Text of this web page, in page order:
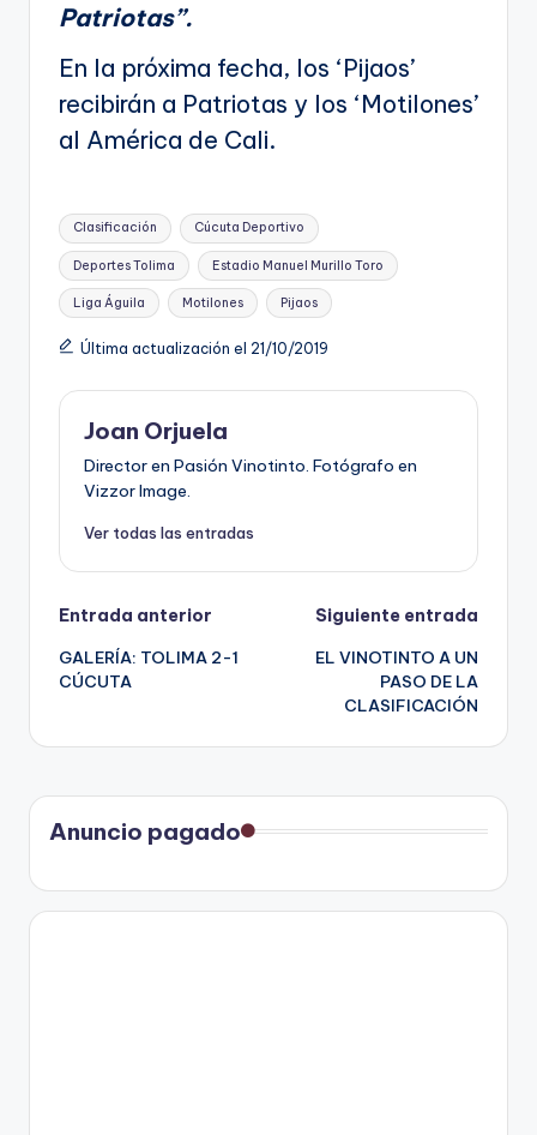
Patriotas”.
En la próxima fecha, los ‘Pijaos’
recibirán a Patriotas y los ‘Motilones’
al América de Cali.
Etiquetas:
Clasificación Cúcuta Deportivo
Deportes Tolima Estadio Manuel Murillo Toro
Liga Águila Motilones Pijaos
Última actualización el 21/10/2019
Joan Orjuela
Director en Pasión Vinotinto. Fotógrafo en
Vizzor Image.
Ver todas las entradas
Navegación
de
Entrada anterior
GALERÍA: TOLIMA 2-1
CÚCUTA
Siguiente entrada
EL VINOTINTO A UN
PASO DE LA
CLASIFICACIÓN
Anuncio pagado